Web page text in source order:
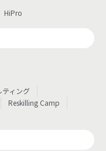
HiPro
ティング
Reskilling Camp